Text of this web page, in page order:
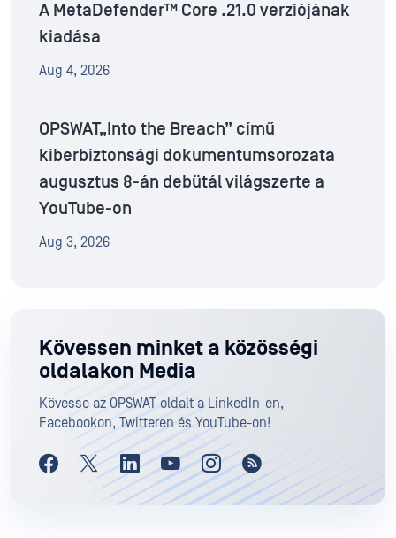
A MetaDefender™ Core .21.0 verziójának
kiadása
Aug 4, 2026
OPSWAT„Into the Breach” című
kiberbiztonsági dokumentumsorozata
augusztus 8-án debütál világszerte a
YouTube-on
Aug 3, 2026
Kövessen minket a közösségi
oldalakon Media
Kövesse az OPSWAT oldalt a LinkedIn-en,
Facebookon, Twitteren és YouTube-on!